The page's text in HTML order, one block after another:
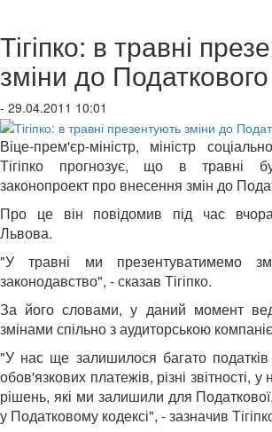
Тігіпко: в травні
зміни до
- 29.04.2011 10:01
Віце-прем'єр-міністр, міністр
Тігіпко прогнозує, що в травні
законопроект про внесення змін до
Про це він повідомив під час
Львова.
"У травні ми презентуватимемо
законодавство", - сказав Тігіпко.
За його словами, у даний момент
змінами спільно з аудиторською
"У нас ще залишилося багато
обов'язкових платежів, різні звітності,
рішень, які ми залишили для
у Податковому кодексі", - зазначив